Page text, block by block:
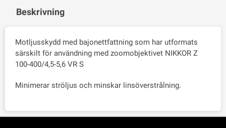
Beskrivning
Motljusskydd med bajonettfattning som har utformats
särskilt för användning med zoomobjektivet NIKKOR Z
100-400/4,5-5,6 VR S
Minimerar ströljus och minskar linsöverstrålning.